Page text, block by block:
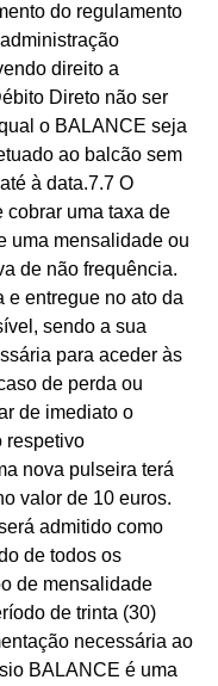
do regulamento
direito a
Direto não ser
o BALANCE seja
ao balcão sem
à data.7.7 O
cobrar uma taxa de
uma mensalidade ou
de não frequência.
e entregue no ato da
sendo a sua
para aceder às
de perda ou
de imediato o
respetivo
nova pulseira terá
valor de 10 euros.
admitido como
de todos os
de mensalidade
de trinta (30)
necessária ao
BALANCE é uma